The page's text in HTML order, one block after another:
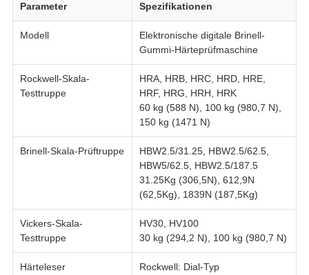
Parameter Spezifikationen
Modell
Elektronische digitale Brinell-
Gummi-Härteprüfmaschine
Rockwell-Skala-
Testtruppe
HRA, HRB, HRC, HRD, HRE,
HRF, HRG, HRH, HRK
60 kg (588 N), 100 kg (980,7 N),
150 kg (1471 N)
Brinell-Skala-Prüftruppe
HBW2.5/31.25, HBW2.5/62.5,
HBW5/62.5, HBW2.5/187.5
31.25Kg (306,5N), 612,9N
(62,5Kg), 1839N (187,5Kg)
Vickers-Skala-
Testtruppe
HV30, HV100
30 kg (294,2 N), 100 kg (980,7 N)
Härteleser
Rockwell: Dial-Typ